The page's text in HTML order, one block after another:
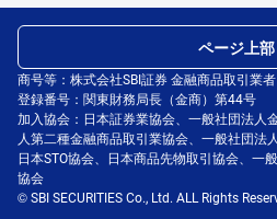
商号等：株式会社SBI証券 金融商品取引業
登録番号：関東財務局長（金商）第44号
加入協会：日本証券業協会、一般社団法人
人第二種金融商品取引業協会、一般社団法
日本STO協会、日本商品先物取引協会、一
協会
© SBI SECURITIES Co., Ltd. ALL Rights
ページ上部